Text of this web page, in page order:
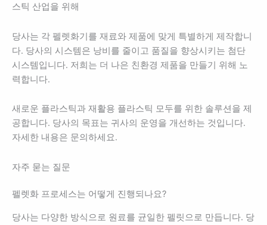
스틱 산업을 위해
당사는 각 펠렛화기를 재료와 제품에 맞게 특별하게 제작합니
다. 당사의 시스템은 낭비를 줄이고 품질을 향상시키는 첨단
시스템입니다. 저희는 더 나은 친환경 제품을 만들기 위해 노
력합니다.
새로운 플라스틱과 재활용 플라스틱 모두를 위한 솔루션을 제
공합니다. 당사의 목표는 귀사의 운영을 개선하는 것입니다.
자세한 내용은 문의하세요.
자주 묻는 질문
펠렛화 프로세스는 어떻게 진행되나요?
당사는 다양한 방식으로 원료를 균일한 펠릿으로 만듭니다. 당